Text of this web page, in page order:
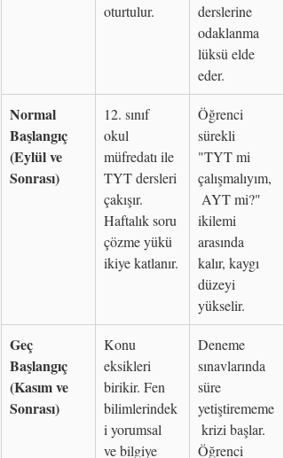
oturtulur.
derslerine
odaklanma
lüksü elde
eder.
Normal
Başlangıç
(Eylül ve
Sonrası)
12. sınıf
okul
müfredatı ile
TYT dersleri
çakışır.
Haftalık soru
çözme yükü
ikiye katlanır.
Öğrenci
sürekli
"TYT mi
çalışmalıyım,
AYT mi?"
ikilemi
arasında
kalır, kaygı
düzeyi
yükselir.
Geç
Başlangıç
(Kasım ve
Sonrası)
Konu
eksikleri
birikir. Fen
bilimlerindek
i yorumsal
ve bilgiye
Deneme
sınavlarında
süre
yetiştirememe
krizi başlar.
Öğrenci